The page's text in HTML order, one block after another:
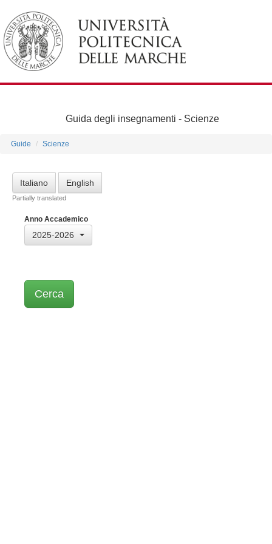
Guida degli insegnamenti - Scienze
Guide Scienze
Italiano English
Partially translated
Anno Accademico
2025-2026